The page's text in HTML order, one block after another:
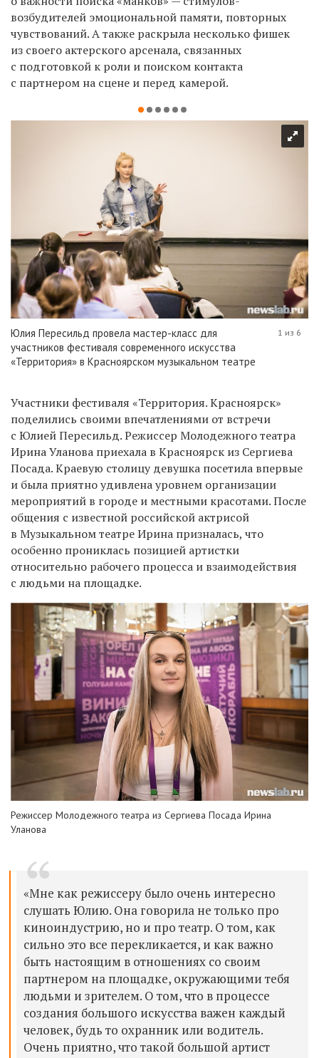
возбудителей эмоциональной памяти, повторных
чувствований. А также раскрыла несколько фишек
из своего актерского арсенала, связанных
с подготовкой к роли и поиском контакта
с партнером на сцене и перед камерой.
Юлия Пересильд провела мастер-класс для
участников фестиваля современного искусства
«Территория» в Красноярском музыкальном театре
1 из 6
Участники фестиваля «Территория. Красноярск»
поделились своими впечатлениями от встречи
с Юлией Пересильд. Режиссер Молодежного театра
Ирина Уланова приехала в Красноярск из Сергиева
Посада. Краевую столицу девушка посетила впервые
и была приятно удивлена уровнем организации
мероприятий в городе и местными красотами. После
общения с известной российской актрисой
в Музыкальном театре Ирина призналась, что
особенно прониклась позицией артистки
относительно рабочего процесса и взаимодействия
с людьми на площадке.
Режиссер Молодежного театра из Сергиева Посада Ирина
Уланова
«Мне как режиссеру было очень интересно
слушать Юлию. Она говорила не только про
киноиндустрию, но и про театр. О том, как
сильно это все перекликается, и как важно
быть настоящим в отношениях со своим
партнером на площадке, окружающими тебя
людьми и зрителем. О том, что в процессе
создания большого искусства важен каждый
человек, будь то охранник или водитель.
Очень приятно, что такой большой артист